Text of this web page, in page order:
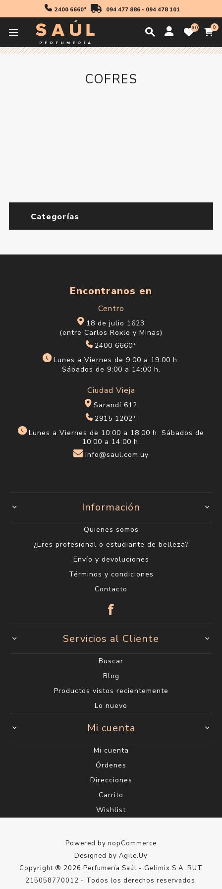
2400 6660* 094 477 886- 094 478 101
0 0
Inicio
COFRES
Categorías
Encontranos en
Centro
18 de julio 1623
(entre Carlos Roxlo y Minas)
2400 6660*
Lunes a Viernes de 9:00 a 19:00 h.
Sábados de 9:00 a 14:00 h.
Ciudad Vieja
Sarandí 612
2915 1202*
Lunes a Viernes de 10:00 a 18:00 h. Sábados de
10:00 a 14:00 h.
info@saul.com.uy
Información
Quienes somos
¿Eres profesional o estudiante de belleza?
Envío y devoluciones
Términos y condiciones
Contacto
Servicios al Cliente
Buscar
Blog
Productos vistos recientemente
Lo nuevo
Mi cuenta
Mi cuenta
Órdenes
Direcciones
Carrito
Wishlist
Powered by nopCommerce
Designed by Agile.Uy
Copyright ® 2026 Perfumería Saúl - Gelimix S.A. RUT
215058770012 - Todos los derechos reservados.